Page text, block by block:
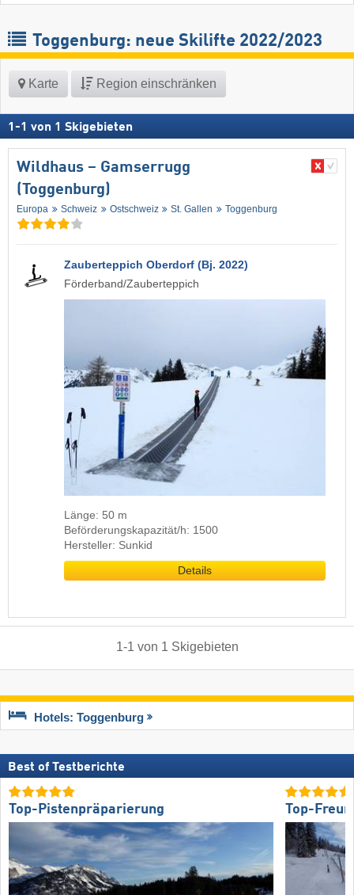
Toggenburg: neue Skilifte 2022/2023
Karte Region einschränken
1 -1 von 1 Skigebieten
Wildhaus – Gamserrugg
(Toggenburg)
Europa Schweiz Ostschweiz St. Gallen Toggenburg
Zauberteppich Oberdorf (Bj. 2022)
Förderband/Zauberteppich
Länge: 50 m
Beförderungskapazität/h: 1500
Hersteller: Sunkid
Details
1-1 von 1 Skigebieten
Hotels: Toggenburg
Best of Testberichte
Top-Pistenpräparierung Top-